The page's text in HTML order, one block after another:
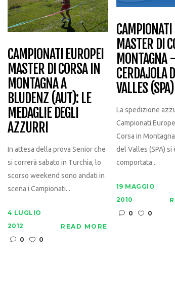
CAMPIONATI EUROPEI
MASTER DI CORSA IN
MONTAGNA A
BLUDENZ (AUT): LE
MEDAGLIE DEGLI
AZZURRI
In attesa della prova Senior che
si correrà sabato in Turchia, lo
scorso weekend sono andati in
scena i Campionati...
4 LUGLIO
2012
0
0
READ MORE
CAMPIONATI
MASTER DI
MONTAGNA
CERDAJOLA
VALLES (SPA)
La spedizione
Campionati
Corsa in
del Valles (SPA) si
comportata...
19 MAGGIO
2010
0
0